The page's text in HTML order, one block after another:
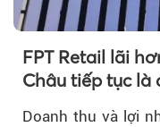
FPT Retail lãi
Châu tiếp tục là
Doanh thu và lợi